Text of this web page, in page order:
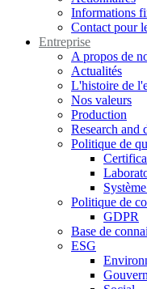
Informations
Contact pour
Entreprise
A propos de
Actualités
L'histoire de
Nos valeurs
Production
Research and
Politique de
Politique de
GDPR
Base de
ESG